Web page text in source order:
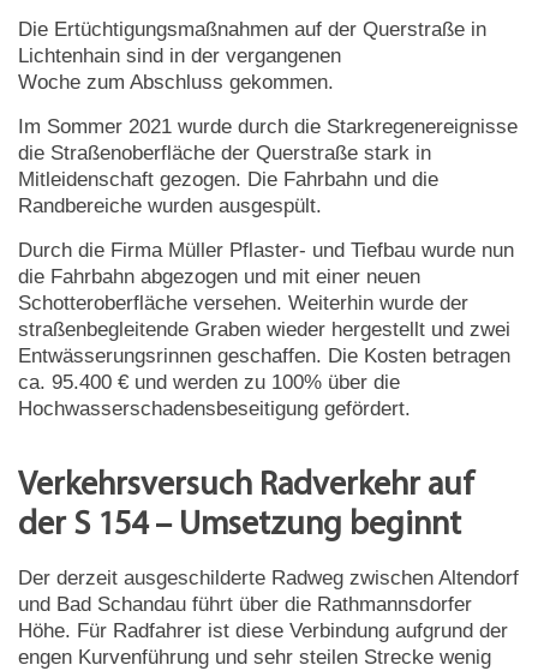
Die Ertüchtigungsmaßnahmen auf der Querstraße in
Lichtenhain sind in der vergangenen
Woche zum Abschluss gekommen.
Im Sommer 2021 wurde durch die Starkregenereignisse
die Straßenoberfläche der Querstraße stark in
Mitleidenschaft gezogen. Die Fahrbahn und die
Randbereiche wurden ausgespült.
Durch die Firma Müller Pflaster- und Tiefbau wurde nun
die Fahrbahn abgezogen und mit einer neuen
Schotteroberfläche versehen. Weiterhin wurde der
straßenbegleitende Graben wieder hergestellt und zwei
Entwässerungsrinnen geschaffen. Die Kosten betragen
ca. 95.400 € und werden zu 100% über die
Hochwasserschadensbeseitigung gefördert.
Verkehrsversuch Radverkehr auf
der S 154 – Umsetzung beginnt
Der derzeit ausgeschilderte Radweg zwischen Altendorf
und Bad Schandau führt über die Rathmannsdorfer
Höhe. Für Radfahrer ist diese Verbindung aufgrund der
engen Kurvenführung und sehr steilen Strecke wenig